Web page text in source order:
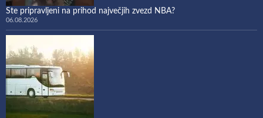
Ste pripravljeni na prihod največjih zvezd NBA?
06.08.2026